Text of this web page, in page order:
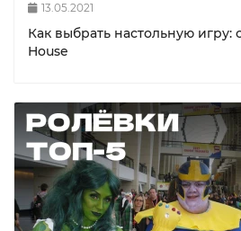
13.05.2021
Как выбрать настольную игру:
House